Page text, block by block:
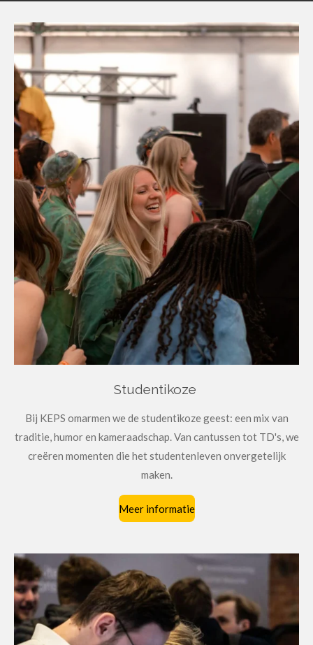
Studentikoze
Bij KEPS omarmen we de studentikoze geest: een mix van
traditie, humor en kameraadschap.Van cantussen tot TD's, we
creëren momenten die het studentenleven onvergetelijk
maken.
Meer informatie